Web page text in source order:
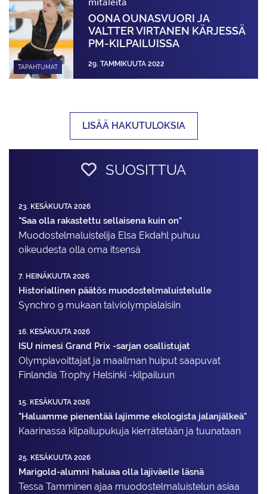
TAPAHTUMAT
OONA OUNASVUORI JA
VALTTER VIRTANEN KÄRJESSÄ
PM-KILPAILUISSA
29. TAMMIKUUTA 2022
LISÄÄ HAKUTULOKSIA
SUOSITTUA
23. KESÄKUUTA 2026
"Saa olla rakastettu sellaisena kuin on"
Muodostelma­luistelija Elsa Ekdahl puhuu
oikeudesta olla oma itsensä
7. HEINÄKUUTA 2026
Historiallinen päätös muodostelmaluistelulle
Synchro 9 mukaan talviolympialaisiin
16. KESÄKUUTA 2026
ISU nimesi Grand Prix -sarjan osallistujat
Olympiavoittajat ja maailman huiput saapuvat
Finlandia Trophy Helsinki -kilpailuun
15. KESÄKUUTA 2026
"Haluamme pienentää lajimme ekologista jalanjälkeä"
Kaarinassa kilpailupukuja kierrätetään ja tuunataan
25. KESÄKUUTA 2026
Marigold-alumni haluaa olla lajiväelle läsnä
Tessa Tamminen ajaa muodostelma­luistelun asiaa